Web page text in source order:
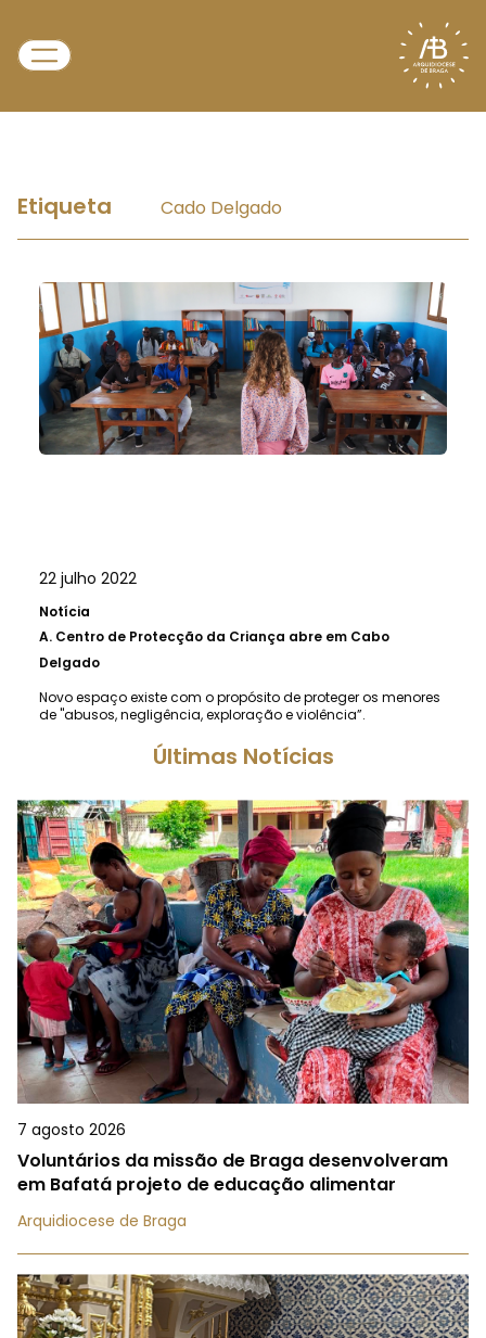
Etiqueta Cado Delgado
22 julho 2022
Notícia
A. Centro de Protecção da Criança abre em Cabo
Delgado
Novo espaço existe com o propósito de proteger os menores
de "abusos, negligência, exploração e violência”.
Últimas Notícias
7 agosto 2026
Voluntários da missão de Braga desenvolveram
em Bafatá projeto de educação alimentar
Arquidiocese de Braga